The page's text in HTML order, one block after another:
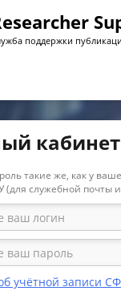
поддержки
кабинет
такие же, как у
(для служебной почты
учётной записи